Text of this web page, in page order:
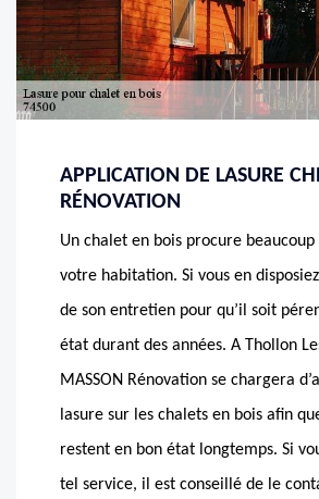
APPLICATION DE LASURE
RÉNOVATION
Un chalet en bois procure beaucoup
votre habitation. Si vous en
de son entretien pour qu’il soit
état durant des années. A Thollon
MASSON Rénovation se chargera
lasure sur les chalets en bois afin
restent en bon état longtemps. Si
tel service, il est conseillé de le